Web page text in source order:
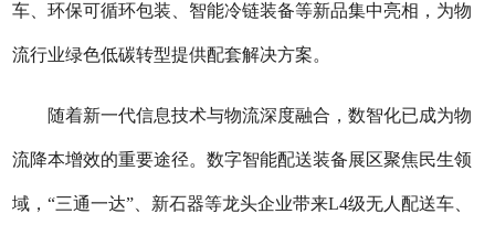
车、环保可循环包装、智能冷链装备等新品集中亮相，为物
流行业绿色低碳转型提供配套解决方案。
随着新一代信息技术与物流深度融合，数智化已成为物
流降本增效的重要途径。数字智能配送装备展区聚焦民生领
域，“三通一达”、新石器等龙头企业带来L4级无人配送车、